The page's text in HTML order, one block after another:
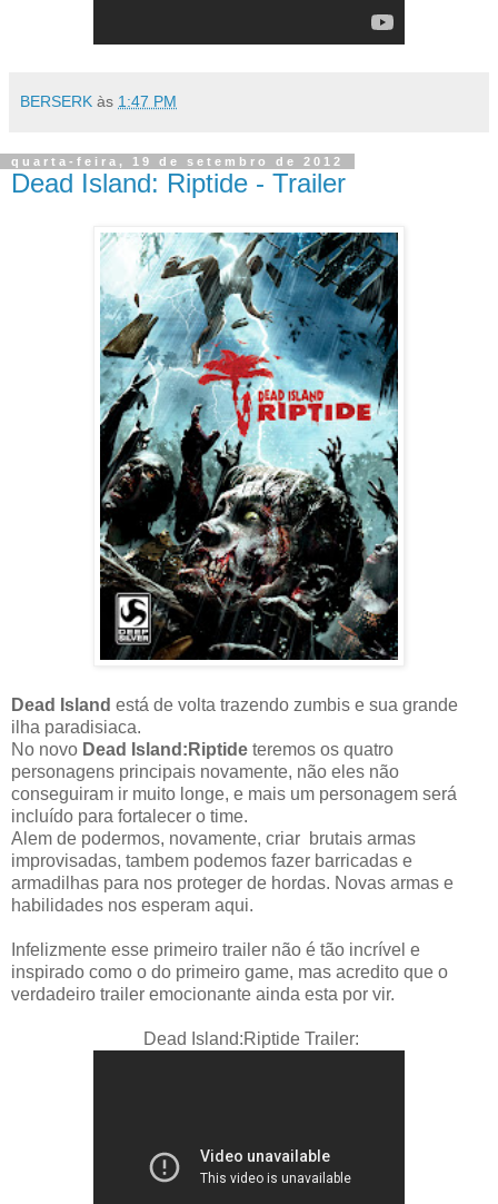
BERSERK às 1:47 PM
quarta-feira, 19 de setembro de 2012
Dead Island: Riptide - Trailer
Dead Island está de volta trazendo zumbis e sua grande
ilha paradisiaca.
No novo Dead Island:Riptide teremos os quatro
personagens principais novamente, não eles não
conseguiram ir muito longe, e mais um personagem será
incluído para fortalecer o time.
Alem de podermos, novamente, criar brutais armas
improvisadas, tambem podemos fazer barricadas e
armadilhas para nos proteger de hordas. Novas armas e
habilidades nos esperam aqui.
Infelizmente esse primeiro trailer não é tão incrível e
inspirado como o do primeiro game, mas acredito que o
verdadeiro trailer emocionante ainda esta por vir.
Dead Island:Riptide Trailer: